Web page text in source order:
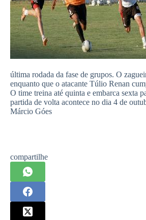
última rodada da fase de grupos. O
enquanto que o atacante Túlio Renan
O time treina até quinta e embarca sexta
partida de volta acontece no dia 4 de
Márcio Góes
compartilhe